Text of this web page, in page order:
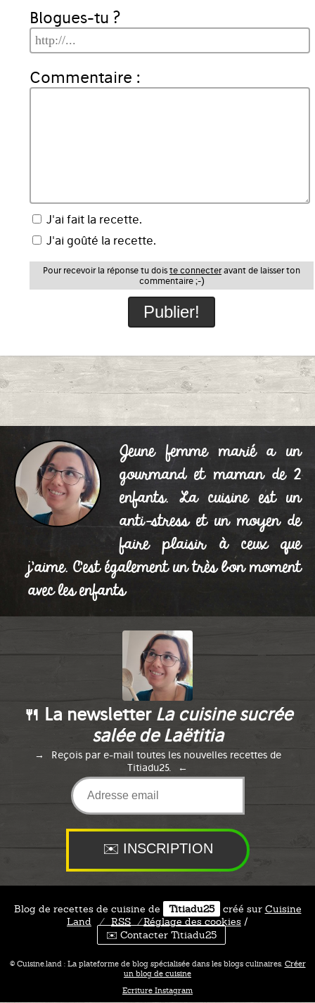
Blogues-tu ?
Commentaire :
J'ai fait la recette.
J'ai goûté la recette.
Pour recevoir la réponse tu dois te connecteravant de laisser ton
commentaire ;-)
Jeune femme marié a un
gourmand et maman de 2
enfants. La cuisine est un
anti-stress et un moyen de
faire plaisir à ceux que
j'aime. C'est également un très bon moment
avec les enfants
🍴 La newsletter La cuisine sucrée
salée de Laëtitia
Reçois par e-mail toutes les nouvelles recettes de
Titiadu25.
Blog de recettes de cuisine de Titiadu25 créé sur Cuisine
Land
⁄ RSS ⁄Réglage des cookies /
✉️ Contacter Titiadu25
© Cuisine.land : La plateforme de blog spécialisée dans les blogs culinaires. Créer
un blog de cuisine
Ecriture Instagram